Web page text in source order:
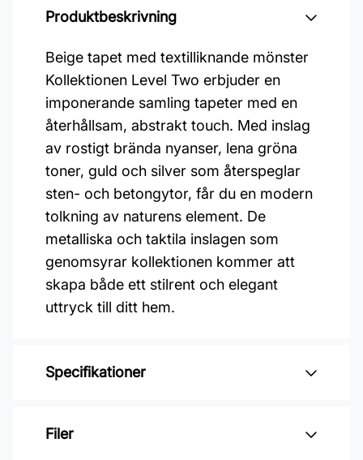
Produktbeskrivning
Beige tapet med textilliknande mönster
Kollektionen Level Two erbjuder en
imponerande samling tapeter med en
återhållsam, abstrakt touch. Med inslag
av rostigt brända nyanser, lena gröna
toner, guld och silver som återspeglar
sten- och betongytor, får du en modern
tolkning av naturens element. De
metalliska och taktila inslagen som
genomsyrar kollektionen kommer att
skapa både ett stilrent och elegant
uttryck till ditt hem.
Specifikationer
Varumärke: Midbec Tapeter
Filer